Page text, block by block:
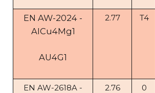
EN AW-2024 -
AICu4Mg1
AU4G1
2.77 T4
EN AW-2618A -
2.76 0